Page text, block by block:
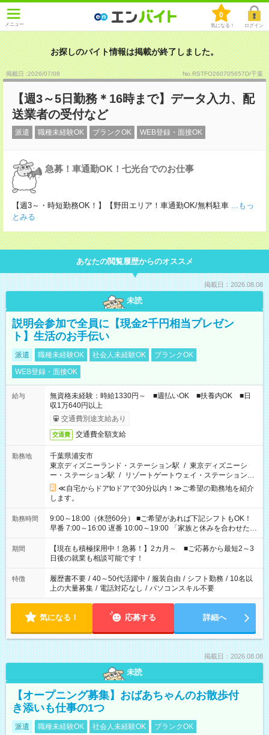
メニュー
0
気になる！ ログイン
お探しのバイト情報は掲載が終了しました。
掲載日 :2026/07/08 No.RSTFO260705657D/千葉
【週3～5日勤務＊16時まで】データ入力、配
送業者の受付など
派遣 職種未経験OK ブランクOK WEB登録・面接OK
急募！車通勤OK！七光台でのお仕事
【週3～・時短勤務OK！】【野田エリア！車通勤OK/無料駐車 ...もっ
とみる
あなたの閲覧履歴からのオススメ
掲載日：2026.08.08
未読
説明会参加で全員に【現金2千円相当プレゼン
ト】生活のお手伝い
派遣 職種未経験OK 社会人未経験OK
ブランクOK
WEB登録・面接OK
給与
無資格未経験：時給1330円～ ■週払いOK ■扶養内OK ■日
収1万640円以上
交通費別途支給あり
交通費 交通費全額支給
勤務地
千葉県浦安市
東京ディズニーランド・ステーション駅 / 東京ディズニーシ
ー・ステーション駅 / リゾートゲートウェイ・ステーション駅
/
…
≪自宅からドアtoドアで30分以内！≫ご希望の勤務地を紹介
します。
勤務時間
9:00～18:00（休憩60分） ■ご希望があれば下記シフトもOK！
早番 7:00～16:00 遅番 10:00～19:00 「家族と休みを合わせた
い」 「余裕を持って夕飯の準備がしたい」 「できれば残業はし
たくない」 など、ご希望を教えてくださいね。 ※Wワーク希望
の方へ 今ご覧のお仕事で希望する勤務時間と、もう1つのお仕事
の勤務時間。 合計で週40時間を超える場合は応募できません。
期間
【現在も積極採用中！急募！】2カ月～ ■ご応募から最短2～3
日後の就業も相談可能です！
特徴 履歴書不要 / 40～50代活躍中 / 服装自由 / シフト勤務 / 10名以
上の大量募集 / 電話対応なし / パソコンスキル不要
気になる！ 応募する 詳細へ
掲載日：2026.08.08
未読
【オープニング募集】おばあちゃんのお散歩付
き添いも仕事の1つ
派遣 職種未経験OK 社会人未経験OK
ブランクOK